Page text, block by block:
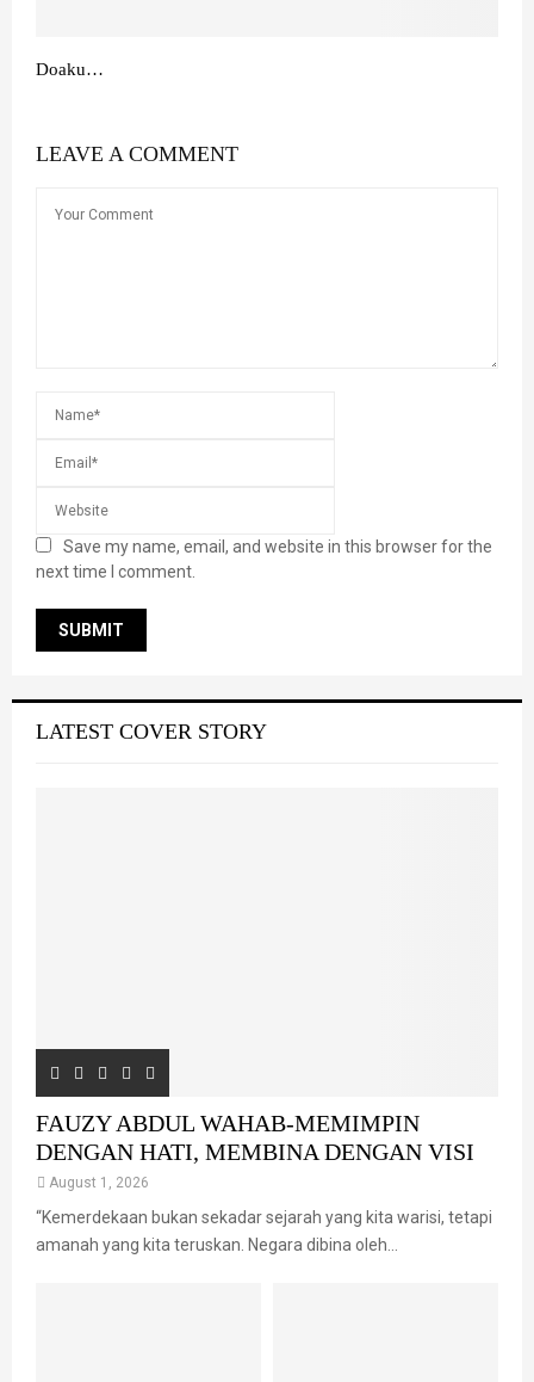
Doaku…
LEAVE A COMMENT
Save my name, email, and website in this browser for the
next time I comment.
LATEST COVER STORY
FAUZY ABDUL WAHAB-MEMIMPIN
DENGAN HATI, MEMBINA DENGAN VISI
August 1, 2026
“Kemerdekaan bukan sekadar sejarah yang kita warisi, tetapi
amanah yang kita teruskan. Negara dibina oleh...